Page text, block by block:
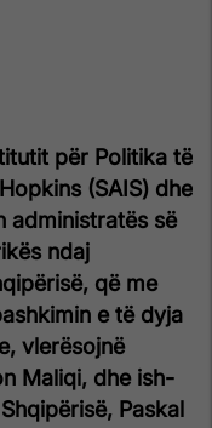
për Politika të
(SAIS) dhe
administratës së
ndaj
që me
e të dyja
vlerësojnë
Maliqi, dhe ish-
Paskal